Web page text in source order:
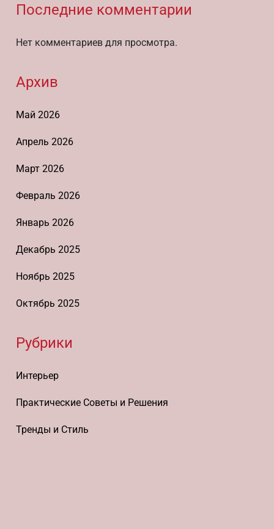
Последние комментарии
Нет комментариев для просмотра.
Архив
Май 2026
Апрель 2026
Март 2026
Февраль 2026
Январь 2026
Декабрь 2025
Ноябрь 2025
Октябрь 2025
Рубрики
Интерьер
Практические Советы и Решения
Тренды и Стиль